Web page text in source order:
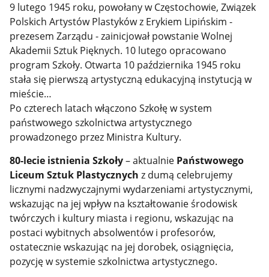
9 lutego 1945 roku, powołany w Częstochowie, Związek
Polskich Artystów Plastyków z Erykiem Lipińskim -
prezesem Zarządu - zainicjował powstanie Wolnej
Akademii Sztuk Pięknych. 10 lutego opracowano
program Szkoły. Otwarta 10 października 1945 roku
stała się pierwszą artystyczną edukacyjną instytucją w
mieście…
Po czterech latach włączono Szkołę w system
państwowego szkolnictwa artystycznego
prowadzonego przez Ministra Kultury.
80-lecie istnieniaSzkoły– aktualnie Państwowego
Liceum Sztuk Plastycznych z dumą celebrujemy
licznymi nadzwyczajnymi wydarzeniami artystycznymi,
wskazując na jej wpływ na kształtowanie środowisk
twórczych i kultury miasta i regionu, wskazując na
postaci wybitnych absolwentów i profesorów,
ostatecznie wskazując na jej dorobek, osiągnięcia,
pozycję w systemie szkolnictwa artystycznego.